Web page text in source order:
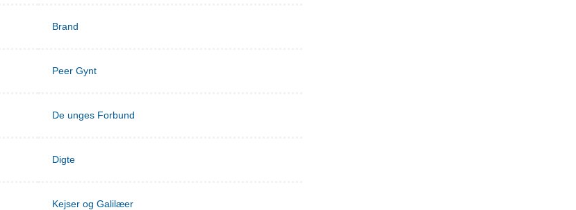
Brand
Peer Gynt
De unges Forbund
Digte
Kejser og Galilæer